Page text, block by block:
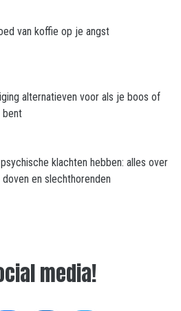
van koffie op je angst
alternatieven voor als je boos of
bent
klachten hebben: alles over
en slechthorenden
media!